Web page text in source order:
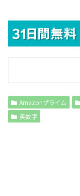
Amazonプライム
英数字